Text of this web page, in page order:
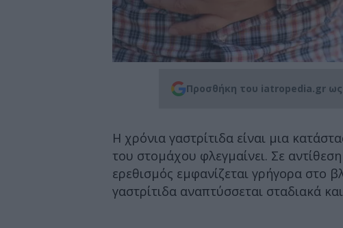
Προσθήκη του iatropedia.gr
Η χρόνια γαστρίτιδα είναι μια
του στομάχου φλεγμαίνει. Σε
ερεθισμός εμφανίζεται γρήγορα στο
γαστρίτιδα αναπτύσσεται σταδιακά